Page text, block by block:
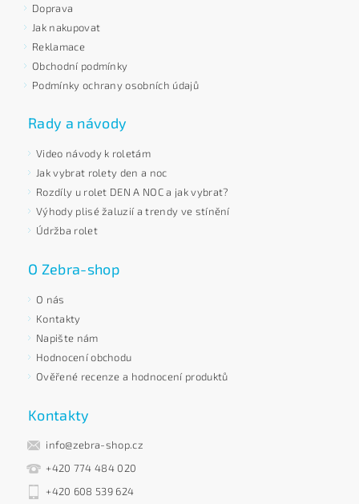
Doprava
Jak nakupovat
Reklamace
Obchodní podmínky
Podmínky ochrany osobních údajů
Rady a návody
Video návody k roletám
Jak vybrat rolety den a noc
Rozdíly u rolet DEN A NOC a jak vybrat?
Výhody plisé žaluzií a trendy ve stínění
Údržba rolet
O Zebra-shop
O nás
Kontakty
Napište nám
Hodnocení obchodu
Ověřené recenze a hodnocení produktů
Kontakty
info@zebra-shop.cz
+420 774 484 020
+420 608 539 624